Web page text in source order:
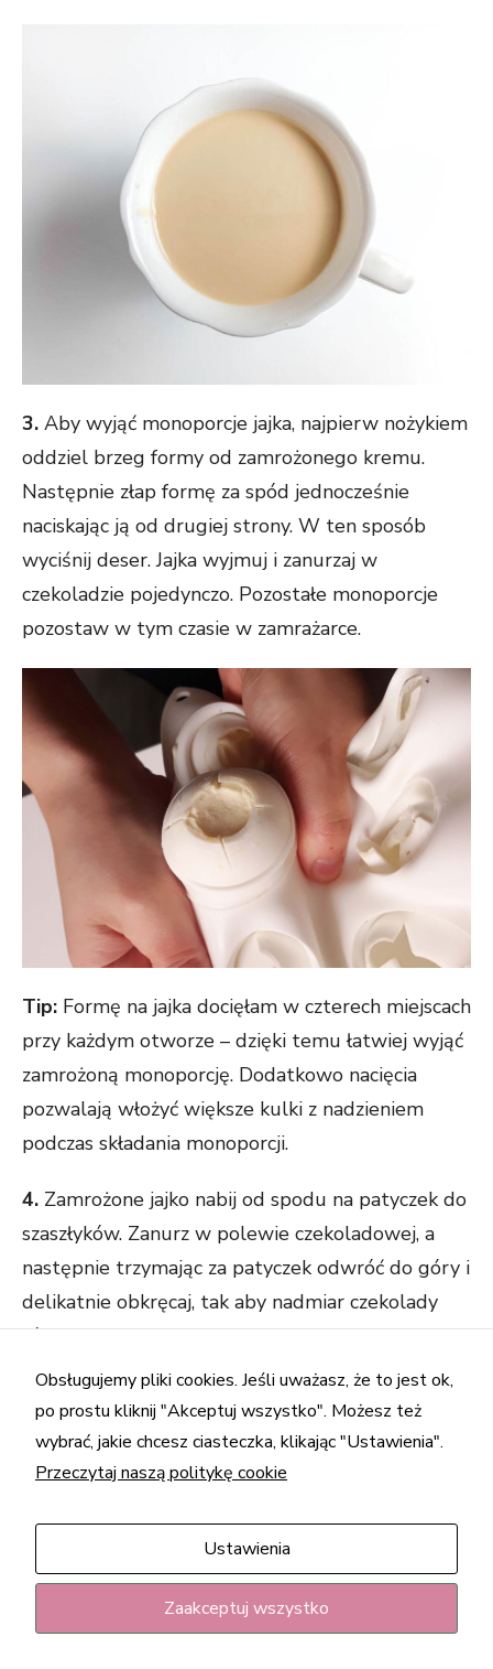
3. Aby wyjąć monoporcje jajka, najpierw nożykiem
oddziel brzeg formy od zamrożonego kremu.
Następnie złap formę za spód jednocześnie
naciskając ją od drugiej strony. W ten sposób
wyciśnij deser. Jajka wyjmuj i zanurzaj w
czekoladzie pojedynczo. Pozostałe monoporcje
pozostaw w tym czasie w zamrażarce.
Tip: Formę na jajka docięłam w czterech miejscach
przy każdym otworze – dzięki temu łatwiej wyjąć
zamrożoną monoporcję. Dodatkowo nacięcia
pozwalają włożyć większe kulki z nadzieniem
podczas składania monoporcji.
4. Zamrożone jajko nabij od spodu na patyczek do
szaszłyków. Zanurz w polewie czekoladowej, a
następnie trzymając za patyczek odwróć do góry i
delikatnie obkręcaj, tak aby nadmiar czekolady
równomiernie spłynął.
Obsługujemy pliki cookies. Jeśli uważasz, że to jest ok,
po prostu kliknij "Akceptuj wszystko". Możesz też
wybrać, jakie chcesz ciasteczka, klikając "Ustawienia".
Przeczytaj naszą politykę cookie
Ustawienia
Zaakceptuj wszystko